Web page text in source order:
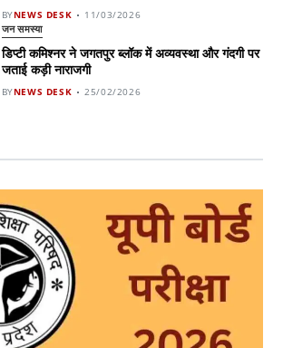
BYNEWS DESK 11/03/2026
जन समस्या
डिप्टी कमिश्नर ने जगतपुर ब्लॉक में अव्यवस्था और गंदगी पर
जताई कड़ी नाराजगी
BYNEWS DESK 25/02/2026